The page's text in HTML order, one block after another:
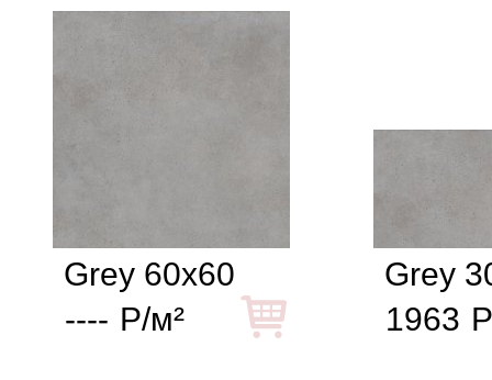
Grey 60x60
---- Р/м²
Grey
1963